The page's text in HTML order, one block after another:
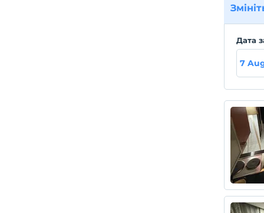
Дата
7